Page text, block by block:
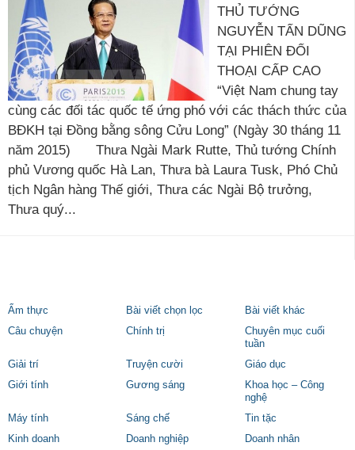
THỦ TƯỚNG
NGUYỄN TẤN DŨNG
TẠI PHIÊN ĐỐI
THOẠI CẤP CAO
“Việt Nam chung tay
cùng các đối tác quốc tế ứng phó với các thách thức của
BĐKH tại Đồng bằng sông Cửu Long” (Ngày 30 tháng 11
năm 2015) Thưa Ngài Mark Rutte, Thủ tướng Chính
phủ Vương quốc Hà Lan, Thưa bà Laura Tusk, Phó Chủ
tịch Ngân hàng Thế giới, Thưa các Ngài Bộ trưởng,
Thưa quý...
Ẩm thực Bài viết chọn lọc
Bài viết khác
Câu chuyện
Chính trị
Chuyên mục cuối
tuần
Giải trí
Truyện cười
Giáo dục
Giới tính
Gương sáng
Khoa học – Công
nghệ
Máy tính
Sáng chế
Tin tặc
Kinh doanh
Doanh nghiệp
Doanh nhân